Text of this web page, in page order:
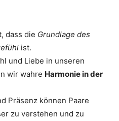
dass die Grundlage des
ist.
und Liebe in unseren
wir wahre Harmonie in der
Präsenz können Paare
zu verstehen und zu